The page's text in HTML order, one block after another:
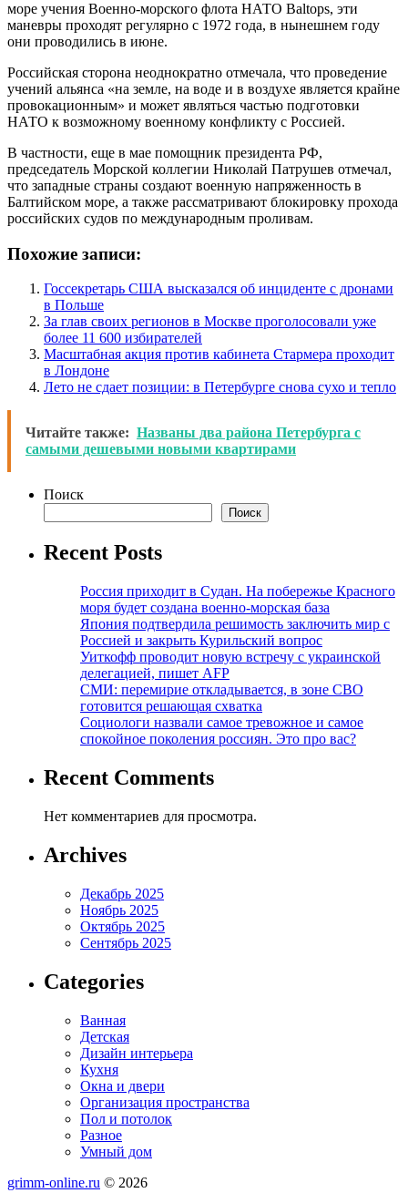
море учения Военно-морского флота НАТО Baltops, эти
маневры проходят регулярно с 1972 года, в нынешнем году
они проводились в июне.
Российская сторона неоднократно отмечала, что проведение
учений альянса «на земле, на воде и в воздухе является крайне
провокационным» и может являться частью подготовки
НАТО к возможному военному конфликту с Россией.
В частности, еще в мае помощник президента РФ,
председатель Морской коллегии Николай Патрушев отмечал,
что западные страны создают военную напряженность в
Балтийском море, а также рассматривают блокировку прохода
российских судов по международным проливам.
Похожие записи:
Госсекретарь США высказался об инциденте с дронами
в Польше
За глав своих регионов в Москве проголосовали уже
более 11 600 избирателей
Масштабная акция против кабинета Стармера проходит
в Лондоне
Лето не сдает позиции: в Петербурге снова сухо и тепло
Читайте также: Названы два района Петербурга с
самыми дешевыми новыми квартирами
Поиск
Поиск
Recent Posts
Россия приходит в Судан. На побережье Красного
моря будет создана военно-морская база
Япония подтвердила решимость заключить мир с
Россией и закрыть Курильский вопрос
Уиткофф проводит новую встречу с украинской
делегацией, пишет AFP
СМИ: перемирие откладывается, в зоне СВО
готовится решающая схватка
Социологи назвали самое тревожное и самое
спокойное поколения россиян. Это про вас?
Recent Comments
Нет комментариев для просмотра.
Archives
Декабрь 2025
Ноябрь 2025
Октябрь 2025
Сентябрь 2025
Categories
Ванная
Детская
Дизайн интерьера
Кухня
Окна и двери
Организация пространства
Пол и потолок
Разное
Умный дом
grimm-online.ru © 2026